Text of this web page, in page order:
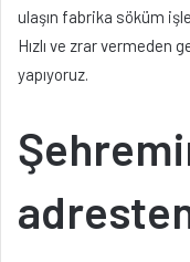
ulaşın fabrika söküm
Hızlı ve zrar
yapıyoruz.